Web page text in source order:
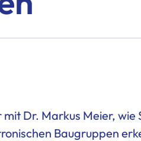
Dr. Markus Meier, wie
Baugruppen